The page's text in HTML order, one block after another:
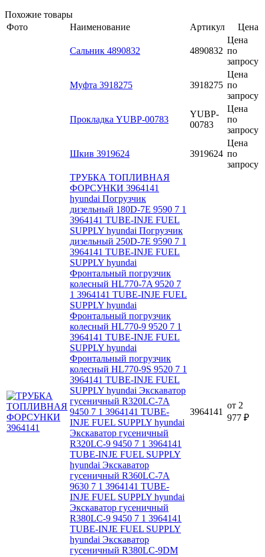
Похожие товары
Фото
Наименование Артикул Цена
Сальник 4890832 4890832
Цена
по
запросу
Муфта 3918275 3918275
Цена
по
запросу
Прокладка YUBP-00783
YUBP-
00783
Цена
по
запросу
Шкив 3919624 3919624
Цена
по
запросу
ТРУБКА ТОПЛИВНАЯ
ФОРСУНКИ 3964141
hyundai Погрузчик
дизельный 180D-7E 9590 7 1
3964141 TUBE-INJE FUEL
SUPPLY hyundai Погрузчик
дизельный 250D-7E 9590 7 1
3964141 TUBE-INJE FUEL
SUPPLY hyundai
Фронтальный погрузчик
колесный HL770-7A 9520 7
1 3964141 TUBE-INJE FUEL
SUPPLY hyundai
Фронтальный погрузчик
колесный HL770-9 9520 7 1
3964141 TUBE-INJE FUEL
SUPPLY hyundai
Фронтальный погрузчик
колесный HL770-9S 9520 7 1
3964141 TUBE-INJE FUEL
SUPPLY hyundai Экскаватор
гусеничный R320LC-7A
9450 7 1 3964141 TUBE-
INJE FUEL SUPPLY hyundai
Экскаватор гусеничный
R320LC-9 9450 7 1 3964141
TUBE-INJE FUEL SUPPLY
hyundai Экскаватор
гусеничный R360LC-7A
9630 7 1 3964141 TUBE-
INJE FUEL SUPPLY hyundai
Экскаватор гусеничный
R380LC-9 9450 7 1 3964141
TUBE-INJE FUEL SUPPLY
hyundai Экскаватор
гусеничный R380LC-9DM
3964141
от 2
977 ₽